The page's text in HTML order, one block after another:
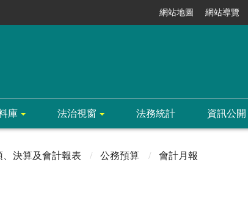
網站地圖 網站導覽
庫 法治視窗 法務統計 資訊公開
、決算及會計報表 公務預算 會計月報